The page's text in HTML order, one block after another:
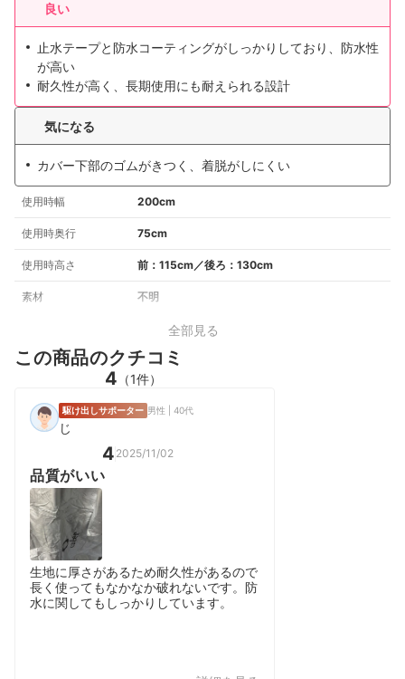
良い
止水テープと防水コーティングがしっかりしており、防水性
が高い
耐久性が高く、長期使用にも耐えられる設計
気になる
カバー下部のゴムがきつく、着脱がしにくい
使用時幅 200cm
使用時奥行 75cm
使用時高さ 前：115cm／後ろ：130cm
素材 不明
全部見る
この商品のクチコミ
4 （1件）
駆け出しサポーター 男性 | 40代
じ
4 2025/11/02
品質がいい
生地に厚さがあるため耐久性があるので
長く使ってもなかなか破れないです。防
水に関してもしっかりしています。